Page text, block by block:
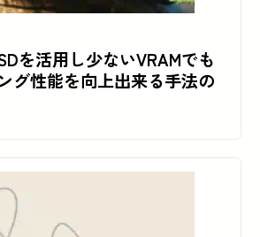
を活用し少ないVRAMでも
グ性能を向上出来る手法の